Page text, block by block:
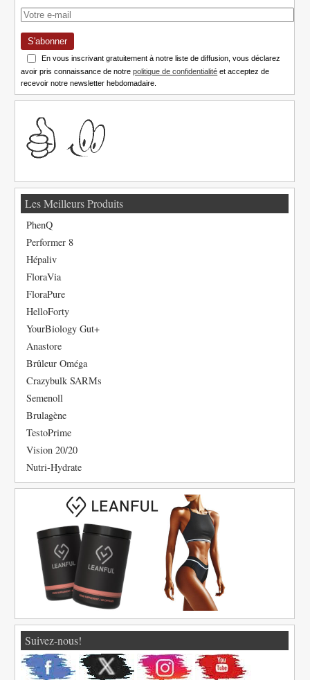
S'abonner
En vous inscrivant gratuitement à notre liste de diffusion, vous déclarez
avoir pris connaissance de notrepolitique de confidentialité et acceptez de
recevoir notre newsletter hebdomadaire.
Les Meilleurs Produits
PhenQ
Performer 8
Hépaliv
FloraVia
FloraPure
HelloForty
YourBiology Gut+
Anastore
Brûleur Oméga
Crazybulk SARMs
Semenoll
Brulagène
TestoPrime
Vision 20/20
Nutri-Hydrate
Suivez-nous!